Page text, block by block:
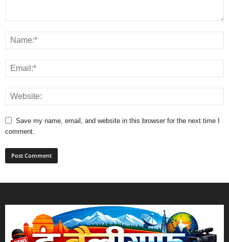
Save my name, email, and website in this browser for the next time I
comment.